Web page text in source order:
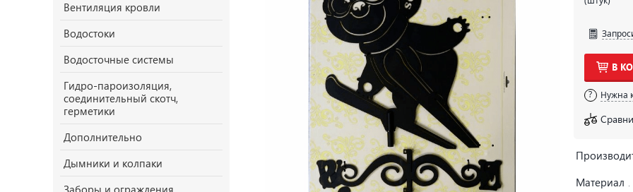
Вентиляция кровли
Водостоки
Водосточные системы
Гидро-пароизоляция,
соединительный скотч,
герметики
Дополнительно
Дымники и колпаки
В
Нужна
Материал